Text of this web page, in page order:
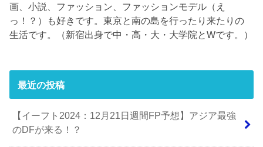
画、小説、ファッション、ファッションモデル（え
っ！？）も好きです。東京と南の島を行ったり来たりの
生活です。（新宿出身で中・高・大・大学院とWです。）
最近の投稿
【イーフト2024：12月21日週間FP予想】アジア最強
のDFが来る！？